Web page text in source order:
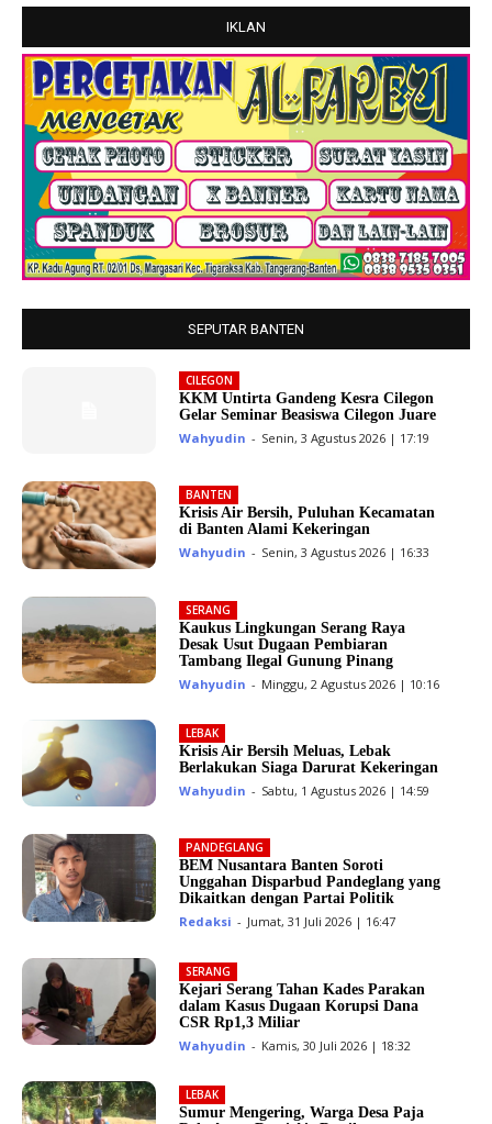
IKLAN
SEPUTAR BANTEN
CILEGON
KKM Untirta Gandeng Kesra Cilegon
Gelar Seminar Beasiswa Cilegon Juare
Wahyudin - Senin, 3 Agustus 2026 | 17:19
BANTEN
Krisis Air Bersih, Puluhan Kecamatan
di Banten Alami Kekeringan
Wahyudin - Senin, 3 Agustus 2026 | 16:33
SERANG
Kaukus Lingkungan Serang Raya
Desak Usut Dugaan Pembiaran
Tambang Ilegal Gunung Pinang
Wahyudin - Minggu, 2 Agustus 2026 | 10:16
LEBAK
Krisis Air Bersih Meluas, Lebak
Berlakukan Siaga Darurat Kekeringan
Wahyudin - Sabtu, 1 Agustus 2026 | 14:59
PANDEGLANG
BEM Nusantara Banten Soroti
Unggahan Disparbud Pandeglang yang
Dikaitkan dengan Partai Politik
Redaksi - Jumat, 31 Juli 2026 | 16:47
SERANG
Kejari Serang Tahan Kades Parakan
dalam Kasus Dugaan Korupsi Dana
CSR Rp1,3 Miliar
Wahyudin - Kamis, 30 Juli 2026 | 18:32
LEBAK
Sumur Mengering, Warga Desa Paja